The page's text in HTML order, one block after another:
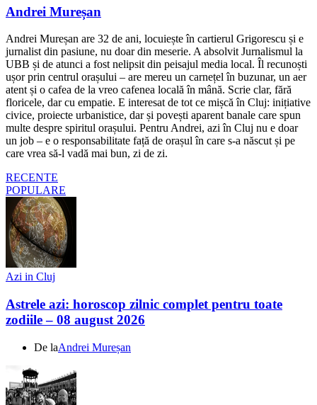
Andrei Mureșan
Andrei Mureșan are 32 de ani, locuiește în cartierul Grigorescu și e
jurnalist din pasiune, nu doar din meserie. A absolvit Jurnalismul la
UBB și de atunci a fost nelipsit din peisajul media local. Îl recunoști
ușor prin centrul orașului – are mereu un carnețel în buzunar, un aer
atent și o cafea de la vreo cafenea locală în mână. Scrie clar, fără
floricele, dar cu empatie. E interesat de tot ce mișcă în Cluj: inițiative
civice, proiecte urbanistice, dar și povești aparent banale care spun
multe despre spiritul orașului. Pentru Andrei, azi în Cluj nu e doar
un job – e o responsabilitate față de orașul în care s-a născut și pe
care vrea să-l vadă mai bun, zi de zi.
RECENTE
POPULARE
Azi in Cluj
Astrele azi: horoscop zilnic complet pentru toate
zodiile – 08 august 2026
De laAndrei Mureșan